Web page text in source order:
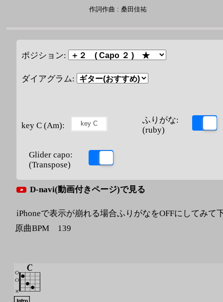
作詞作曲 : 桑田佳祐
ポジション:
ダイアグラム:
key C (Am):
ふりがな:
(ruby)
Glider capo:
(Transpose)
D-navi(動画付きページ)で見る
iPhoneで表示が崩れる場合ふりがなをOFFにしてみて
原曲BPM 139